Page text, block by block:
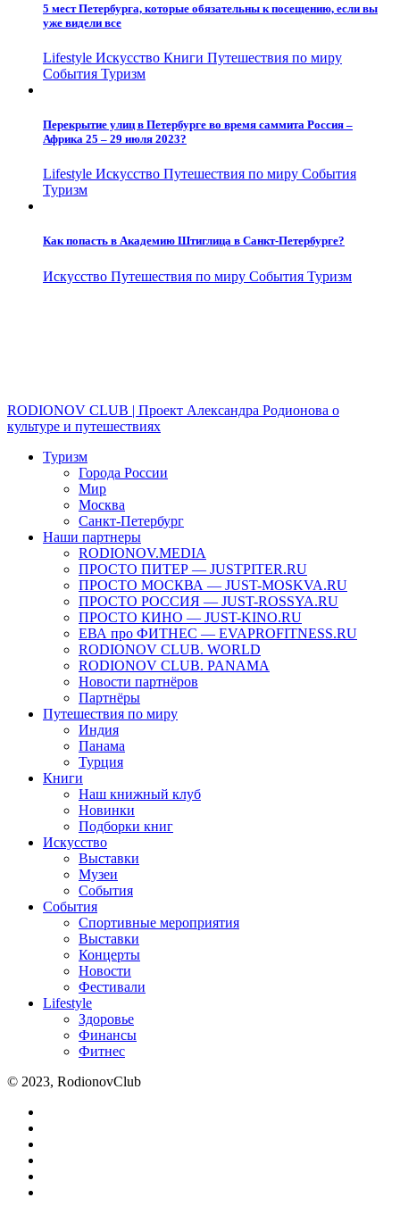
5 мест Петербурга, которые обязательны к посещению, если вы
уже видели все
Lifestyle Искусство Книги Путешествия по миру
События Туризм
Перекрытие улиц в Петербурге во время саммита Россия –
Африка 25 – 29 июля 2023?
Lifestyle Искусство Путешествия по миру События
Туризм
Как попасть в Академию Штиглица в Санкт-Петербурге?
Искусство Путешествия по миру События Туризм
RODIONOV CLUB | Проект Александра Родионова о
культуре и путешествиях
Туризм
Города России
Мир
Москва
Санкт-Петербург
Наши партнеры
RODIONOV.MEDIA
ПРОСТО ПИТЕР — JUSTPITER.RU
ПРОСТО МОСКВА — JUST-MOSKVA.RU
ПРОСТО РОССИЯ — JUST-ROSSYA.RU
ПРОСТО КИНО — JUST-KINO.RU
ЕВА про ФИТНЕС — EVAPROFITNESS.RU
RODIONOV CLUB. WORLD
RODIONOV CLUB. PANAMA
Новости партнёров
Партнёры
Путешествия по миру
Индия
Панама
Турция
Книги
Наш книжный клуб
Новинки
Подборки книг
Искусство
Выставки
Музеи
События
События
Спортивные мероприятия
Выставки
Концерты
Новости
Фестивали
Lifestyle
Здоровье
Финансы
Фитнес
© 2023, RodionovClub